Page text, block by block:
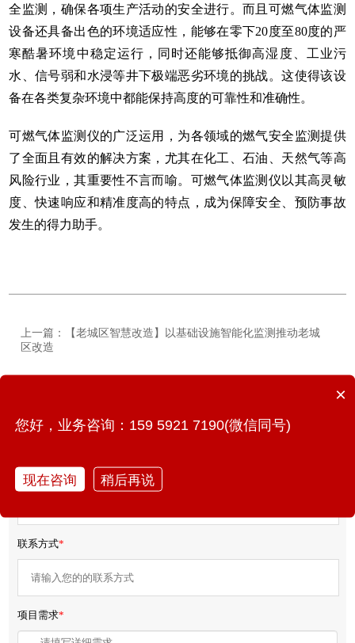
全监测，确保各项生产活动的安全进行。而且可燃气体监测
设备还具备出色的环境适应性，能够在零下20度至80度的严
寒酷暑环境中稳定运行，同时还能够抵御高湿度、工业污
水、信号弱和水浸等井下极端恶劣环境的挑战。这使得该设
备在各类复杂环境中都能保持高度的可靠性和准确性。
可燃气体监测仪的广泛运用，为各领域的燃气安全监测提供
了全面且有效的解决方案，尤其在化工、石油、天然气等高
风险行业，其重要性不言而喻。可燃气体监测仪以其高灵敏
度、快速响应和精准度高的特点，成为保障安全、预防事故
发生的得力助手。
上一篇：【老城区智慧改造】以基础设施智能化监测推动老城
区改造
免费获取产品报价/方案
您的姓名*
联系方式*
项目需求*
×
您好，业务咨询：159 5921 7190(微信同号)
现在咨询 稍后再说